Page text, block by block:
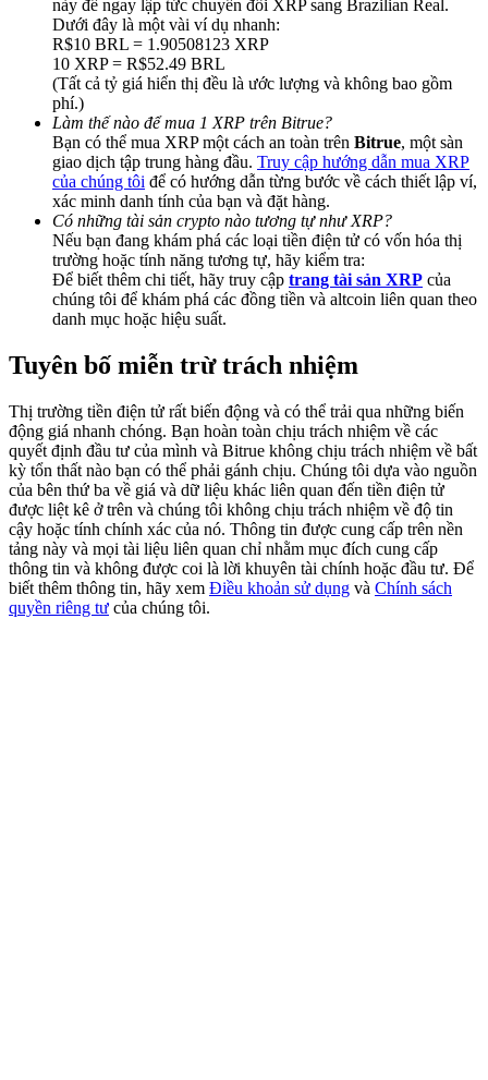
Giới thiệu
Mời một người bạn để nhận phần thưởng tiền mặt
Deposit CASHCAT & Win
Deposit CASHCAT & Win
Share 500000 CASHCAT prize pool
Exclusive for BitMart Users
Register & Trade to Win 500,000 USDT
này để ngay lập tức chuyển đổi XRP sang Brazilian Real.
Dưới đây là một vài ví dụ nhanh:
R$10 BRL = 1.90508123 XRP
10 XRP = R$52.49 BRL
(Tất cả tỷ giá hiển thị đều là ước lượng và không bao gồm
phí.)
Làm thế nào để mua 1 XRP trên Bitrue?
Bạn có thể mua XRP một cách an toàn trên Bitrue, một sàn
giao dịch tập trung hàng đầu. Truy cập hướng dẫn mua XRP
của chúng tôi để có hướng dẫn từng bước về cách thiết lập ví,
xác minh danh tính của bạn và đặt hàng.
Có những tài sản crypto nào tương tự như XRP?
Nếu bạn đang khám phá các loại tiền điện tử có vốn hóa thị
trường hoặc tính năng tương tự, hãy kiểm tra:
Để biết thêm chi tiết, hãy truy cập trang tài sản XRP của
chúng tôi để khám phá các đồng tiền và altcoin liên quan theo
danh mục hoặc hiệu suất.
Tuyên bố miễn trừ trách nhiệm
Thị trường tiền điện tử rất biến động và có thể trải qua những biến
động giá nhanh chóng. Bạn hoàn toàn chịu trách nhiệm về các
quyết định đầu tư của mình và Bitrue không chịu trách nhiệm về bất
kỳ tổn thất nào bạn có thể phải gánh chịu. Chúng tôi dựa vào nguồn
của bên thứ ba về giá và dữ liệu khác liên quan đến tiền điện tử
được liệt kê ở trên và chúng tôi không chịu trách nhiệm về độ tin
cậy hoặc tính chính xác của nó. Thông tin được cung cấp trên nền
tảng này và mọi tài liệu liên quan chỉ nhằm mục đích cung cấp
thông tin và không được coi là lời khuyên tài chính hoặc đầu tư. Để
biết thêm thông tin, hãy xem Điều khoản sử dụng và Chính sách
quyền riêng tư của chúng tôi.